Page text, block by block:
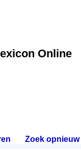
Online
Zoek opnieuw.